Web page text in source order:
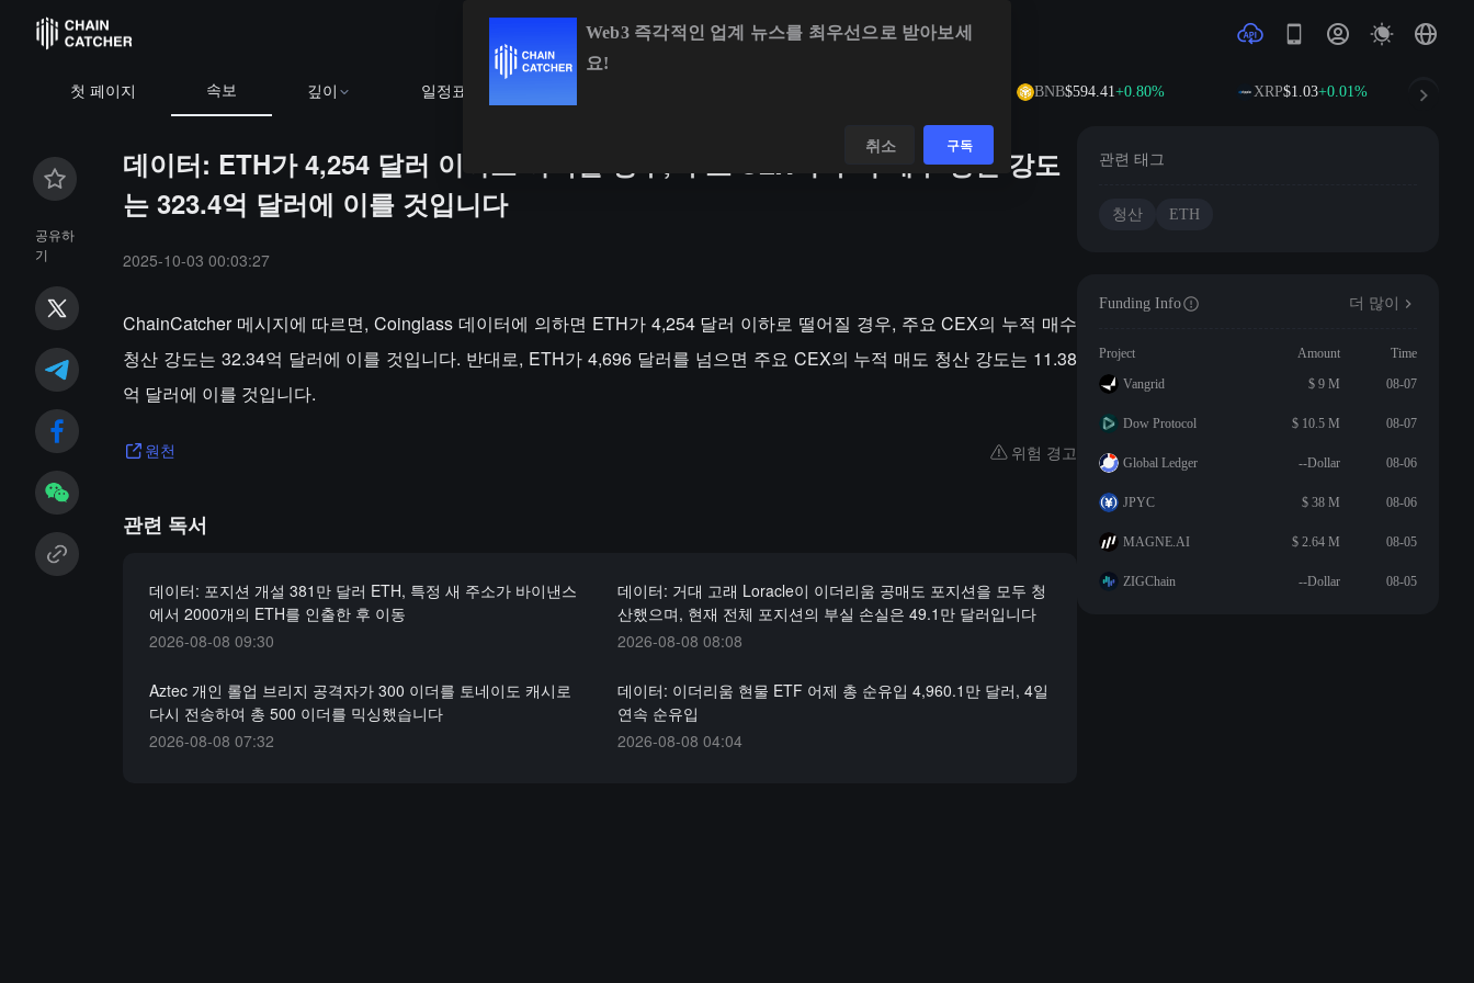
첫 페이지 속보 깊이 일정표 BNB$594.41+0.80% XRP$1.03+0.01%
공유하
기
데이터: ETH가 4,254 달러 이하로 하락할 경우, 주요 CEX의 누적 매수 청산 강도
는 323.4억 달러에 이를 것입니다
2025-10-03 00:03:27
ChainCatcher 메시지에 따르면, Coinglass 데이터에 의하면 ETH가 4,254 달러 이하로 떨어질 경우, 주요 CEX의 누적 매수
청산 강도는 32.34억 달러에 이를 것입니다. 반대로, ETH가 4,696 달러를 넘으면 주요 CEX의 누적 매도 청산 강도는 11.38
억 달러에 이를 것입니다.
원천 위험 경고
관련 독서
데이터: 포지션 개설 381만 달러 ETH, 특정 새 주소가 바이낸스
에서 2000개의 ETH를 인출한 후 이동
2026-08-08 09:30
데이터: 거대 고래 Loracle이 이더리움 공매도 포지션을 모두 청
산했으며, 현재 전체 포지션의 부실 손실은 49.1만 달러입니다
2026-08-08 08:08
Aztec 개인 롤업 브리지 공격자가 300 이더를 토네이도 캐시로
다시 전송하여 총 500 이더를 믹싱했습니다
2026-08-08 07:32
데이터: 이더리움 현물 ETF 어제 총 순유입 4,960.1만 달러, 4일
연속 순유입
2026-08-08 04:04
관련 태그
청산 ETH
Funding Info 더 많이
Project Amount
Time
Vangrid
$ 9 M 08-07
Dow Protocol $ 10.5 M 08-07
Global Ledger --Dollar 08-06
JPYC $ 38 M 08-06
MAGNE.AI $ 2.64 M 08-05
ZIGChain --Dollar 08-05
Web3 즉각적인 업계 뉴스를 최우선으로 받아보세
요!
취소 구독